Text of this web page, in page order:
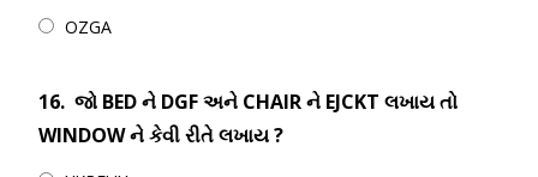
OZGA
16. જો BED ને DGF અને CHAIR ને EJCKT લખાય તો
WINDOW ને કેવી રીતે લખાય ?